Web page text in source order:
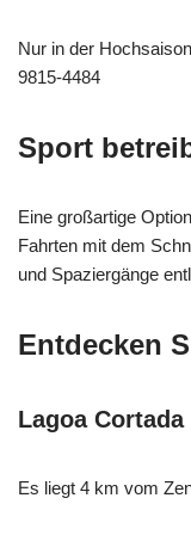
Nur in der
9815-4484
Sport
Eine großartige
Fahrten mit dem
und Spaziergänge
Entdecken
Lagoa Cortada
Es liegt 4 km vom